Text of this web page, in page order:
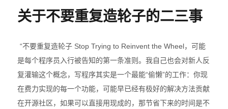
好
的
轮
子
关于不要重复造轮子的二三事
“不要重复造轮子 Stop Trying to Reinvent the Wheel，可能
是每个程序员入行被告知的第一条准则。我自己也会对新人反
复灌输这个概念，写程序其实是一个最能“偷懒”的工作：你现
在费力实现的每一个功能，可能早已经有极好的解决方法贡献
在开源社区，如果可以直接用现成的，那节省下来的时间是不